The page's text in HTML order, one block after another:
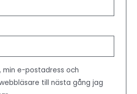
min e-postadress och
till nästa gång jag